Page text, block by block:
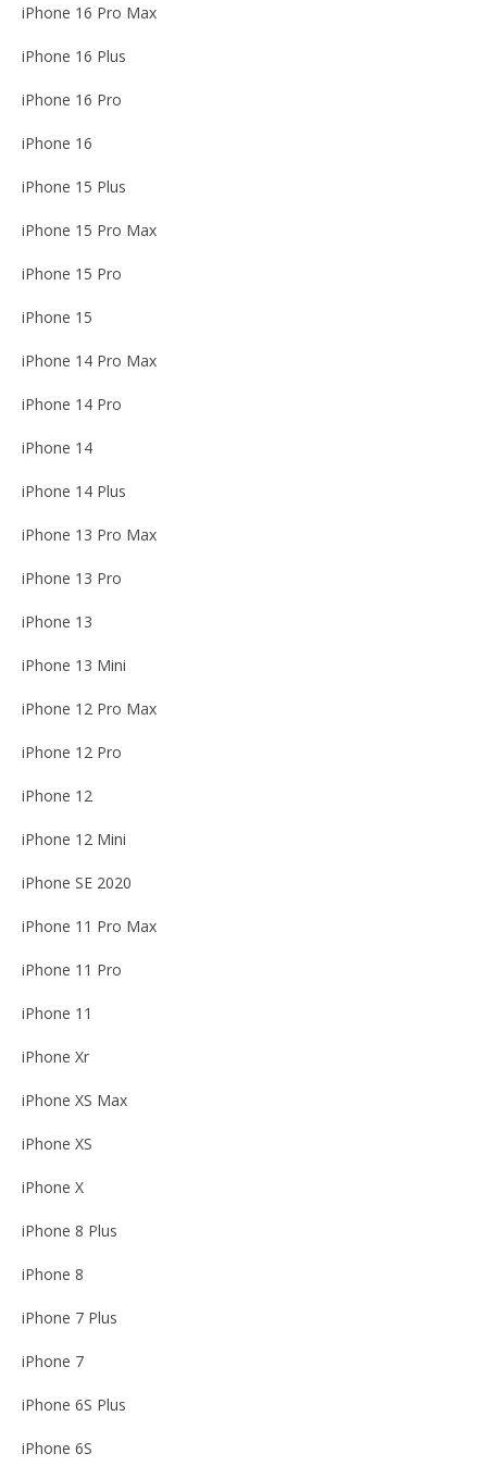
iPhone 16 Pro Max
iPhone 16 Plus
iPhone 16 Pro
iPhone 16
iPhone 15 Plus
iPhone 15 Pro Max
iPhone 15 Pro
iPhone 15
iPhone 14 Pro Max
iPhone 14 Pro
iPhone 14
iPhone 14 Plus
iPhone 13 Pro Max
iPhone 13 Pro
iPhone 13
iPhone 13 Mini
iPhone 12 Pro Max
iPhone 12 Pro
iPhone 12
iPhone 12 Mini
iPhone SE 2020
iPhone 11 Pro Max
iPhone 11 Pro
iPhone 11
iPhone Xr
iPhone XS Max
iPhone XS
iPhone X
iPhone 8 Plus
iPhone 8
iPhone 7 Plus
iPhone 7
iPhone 6S Plus
iPhone 6S